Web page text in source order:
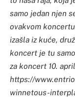
samo jedan njen
ovakvom
izašla iz kuće,
koncert je tu
za koncert 10.
https://
winnetous-